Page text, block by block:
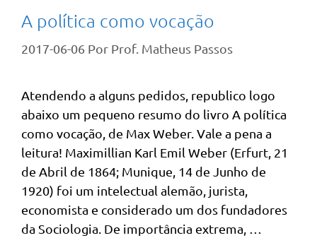
A política como vocação
2017-06-06 Por Prof. Matheus Passos
Atendendo a alguns pedidos, republico logo
abaixo um pequeno resumo do livro A política
como vocação, de Max Weber. Vale a pena a
leitura! Maximillian Karl Emil Weber (Erfurt, 21
de Abril de 1864; Munique, 14 de Junho de
1920) foi um intelectual alemão, jurista,
economista e considerado um dos fundadores
da Sociologia. De importância extrema, …